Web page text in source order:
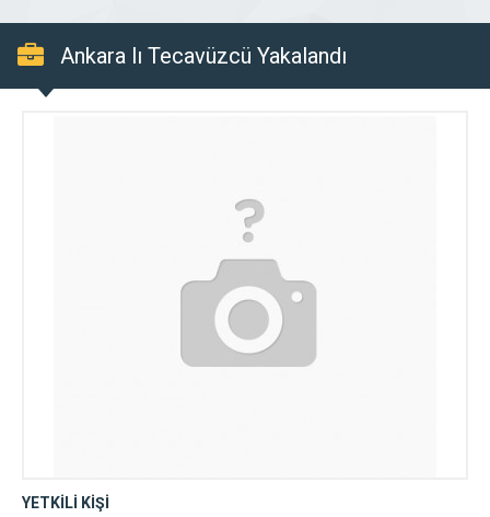
Ankara lı Tecavüzcü Yakalandı
YETKİLİ KİŞİ